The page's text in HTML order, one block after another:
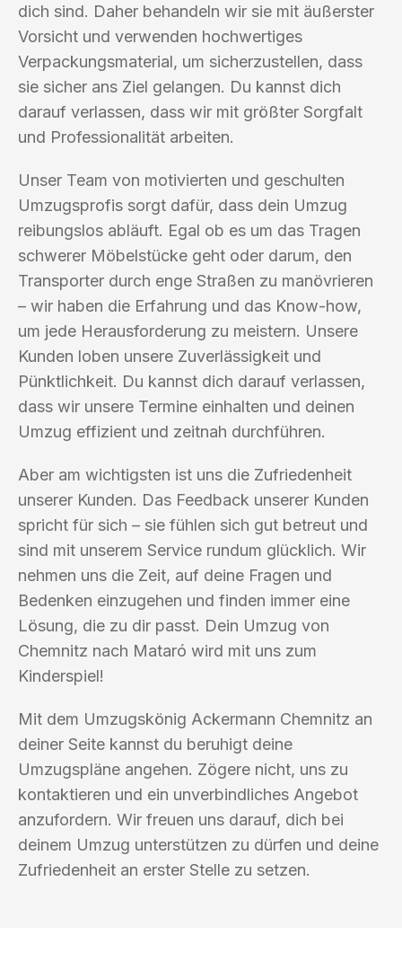
dich sind. Daher behandeln wir sie mit äußerster
Vorsicht und verwenden hochwertiges
Verpackungsmaterial, um sicherzustellen, dass
sie sicher ans Ziel gelangen. Du kannst dich
darauf verlassen, dass wir mit größter Sorgfalt
und Professionalität arbeiten.
Unser Team von motivierten und geschulten
Umzugsprofis sorgt dafür, dass dein Umzug
reibungslos abläuft. Egal ob es um das Tragen
schwerer Möbelstücke geht oder darum, den
Transporter durch enge Straßen zu manövrieren
– wir haben die Erfahrung und das Know-how,
um jede Herausforderung zu meistern. Unsere
Kunden loben unsere Zuverlässigkeit und
Pünktlichkeit. Du kannst dich darauf verlassen,
dass wir unsere Termine einhalten und deinen
Umzug effizient und zeitnah durchführen.
Aber am wichtigsten ist uns die Zufriedenheit
unserer Kunden. Das Feedback unserer Kunden
spricht für sich – sie fühlen sich gut betreut und
sind mit unserem Service rundum glücklich. Wir
nehmen uns die Zeit, auf deine Fragen und
Bedenken einzugehen und finden immer eine
Lösung, die zu dir passt. Dein Umzug von
Chemnitz nach Mataró wird mit uns zum
Kinderspiel!
Mit dem Umzugskönig Ackermann Chemnitz an
deiner Seite kannst du beruhigt deine
Umzugspläne angehen. Zögere nicht, uns zu
kontaktieren und ein unverbindliches Angebot
anzufordern. Wir freuen uns darauf, dich bei
deinem Umzug unterstützen zu dürfen und deine
Zufriedenheit an erster Stelle zu setzen.